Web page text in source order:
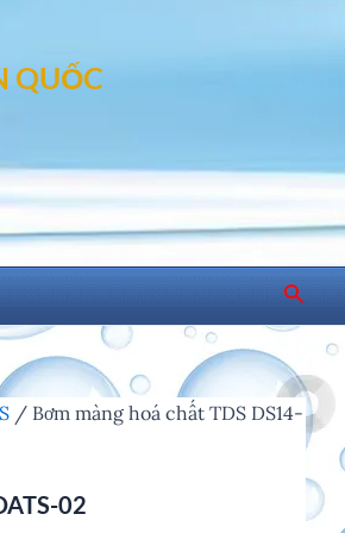
QUỐC
/ Bơm màng hoá chất TDS DS14-
02